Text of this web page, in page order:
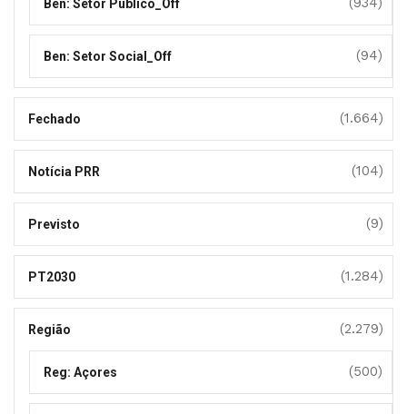
Ben: Setor Público_Off
Ben: Setor Social_Off (94)
Fechado (1.664)
Notícia PRR (104)
Previsto (9)
PT2030 (1.284)
Região (2.279)
Reg: Açores (500)